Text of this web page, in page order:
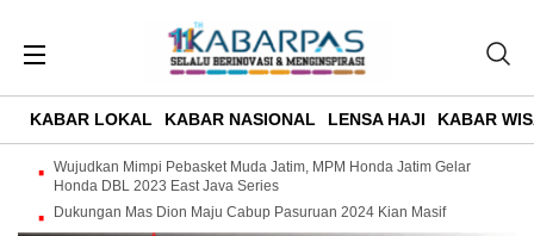
KABAR LOKAL KABAR NASIONAL LENSA HAJI KABAR
Wujudkan Mimpi Pebasket Muda Jatim, MPM Honda Jatim Gelar
Honda DBL 2023 East Java Series
Dukungan Mas Dion Maju Cabup Pasuruan 2024 Kian Masif